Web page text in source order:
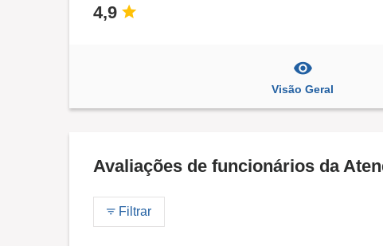
4,9
Visão Geral
Avaliações de funcionários da
Filtrar